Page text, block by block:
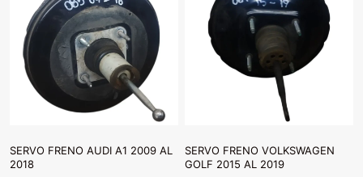
SERVO FRENO AUDI A1 2009 AL
2018
SERVO FRENO VOLKSWAGEN
GOLF 2015 AL 2019